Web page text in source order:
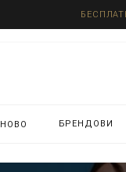
НОВО БРЕНДОВИ